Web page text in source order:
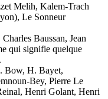
Melih, Kalem-Trach
Le Sonneur
Baussan, Jean
qui signifie quelque
Bow, H. Bayet,
Bey, Pierre Le
Henri Golant, Henri